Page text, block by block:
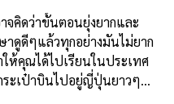
繁體中文
ภาษาไทย
한국어
คิดว่าขั้นตอนยุ่งยากและ
าดูดีๆแล้วทุกอย่างมันไม่ยาก
ห้คุณได้ไปเรียนในประเทศ
ะเป๋าบินไปอยู่ญี่ปุ่นยาวๆ